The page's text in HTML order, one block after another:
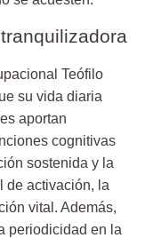
Teófilo
su vida diaria
aportan
cognitivas
sostenida y la
de activación, la
vital. Además,
periodicidad en la